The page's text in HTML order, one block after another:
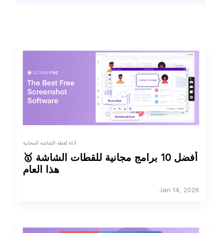
أداة لقطة الشاشة المجانية
🥇 أفضل 10 برامج مجانية للقطات الشاشة
هذا العام
Jan 14, 2026